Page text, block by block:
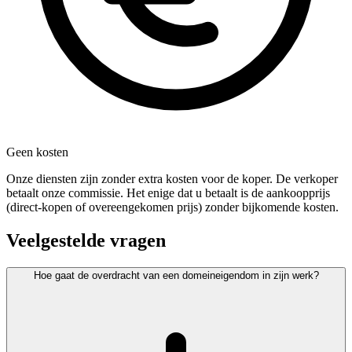
Geen kosten
Onze diensten zijn zonder extra kosten voor de koper. De verkoper
betaalt onze commissie. Het enige dat u betaalt is de aankoopprijs
(direct-kopen of overeengekomen prijs) zonder bijkomende kosten.
Veelgestelde vragen
Hoe gaat de overdracht van een domeineigendom in zijn werk?